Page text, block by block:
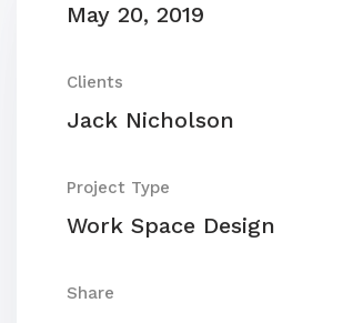
May 20, 2019
Clients
Jack Nicholson
Project Type
Work Space Design
Share